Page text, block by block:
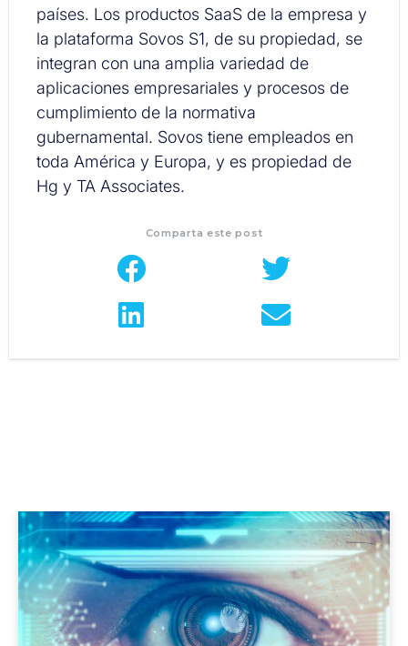
países. Los productos SaaS de la empresa y
la plataforma Sovos S1, de su propiedad, se
integran con una amplia variedad de
aplicaciones empresariales y procesos de
cumplimiento de la normativa
gubernamental. Sovos tiene empleados en
toda América y Europa, y es propiedad de
Hg y TA Associates.
Comparta este post